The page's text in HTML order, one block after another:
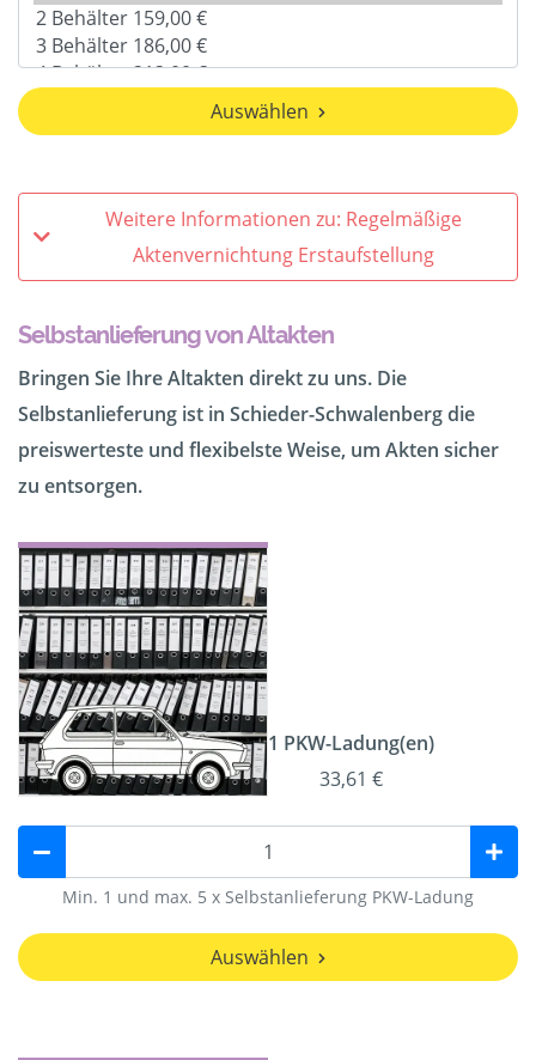
Auswählen
Weitere Informationen zu: Regelmäßige
Aktenvernichtung Erstaufstellung
Selbstanlieferung von Altakten
Bringen Sie Ihre Altakten direkt zu uns. Die
Selbstanlieferung ist in Schieder-Schwalenberg die
preiswerteste und flexibelste Weise, um Akten sicher
zu entsorgen.
1 PKW-Ladung(en)
33,61 €
Min. 1 und max. 5 x Selbstanlieferung PKW-Ladung
Auswählen